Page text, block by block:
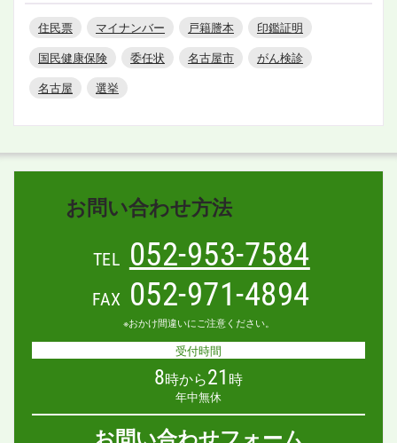
住民票 マイナンバー 戸籍謄本
印鑑証明
国民健康保険
委任状 名古屋市
がん検診
名古屋
選挙
お問い合わせ方法
TEL 052-953-7584
FAX 052-971-4894
※おかけ間違いにご注意ください。
受付時間
8時から21 時
年中無休